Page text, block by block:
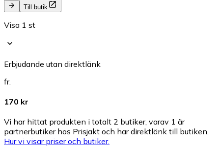
Till butik
Visa 1 st
Erbjudande utan direktlänk
fr.
170 kr
Vi har hittat produkten i totalt 2 butiker, varav 1 är
partnerbutiker hos Prisjakt och har direktlänk till butiken.
Hur vi visar priser och butiker.